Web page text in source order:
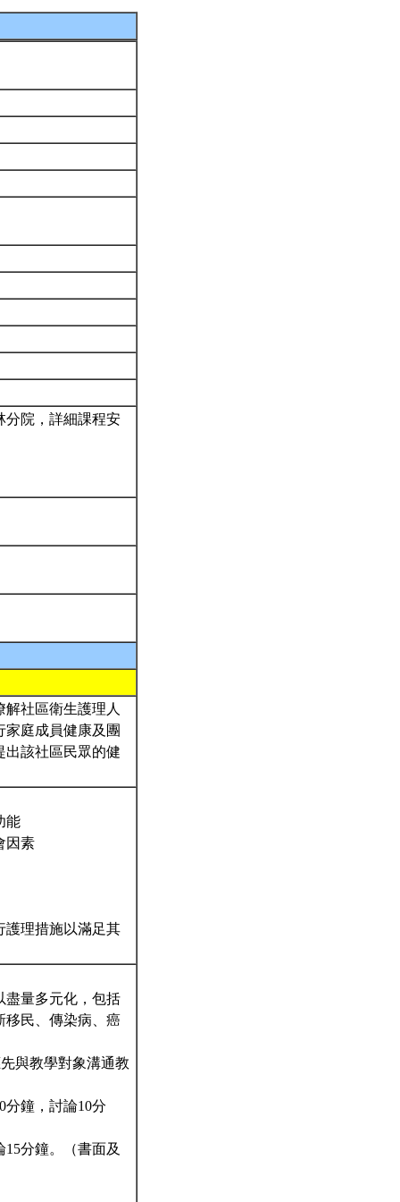
分院，詳細課程安
社區衛生護理人
家庭成員健康及團
出該社區民眾的健
能
因素
護理措施以滿足其
盡量多元化，包括
移民、傳染病、癌
與教學對象溝通教
鐘，討論10分
分鐘。（書面及